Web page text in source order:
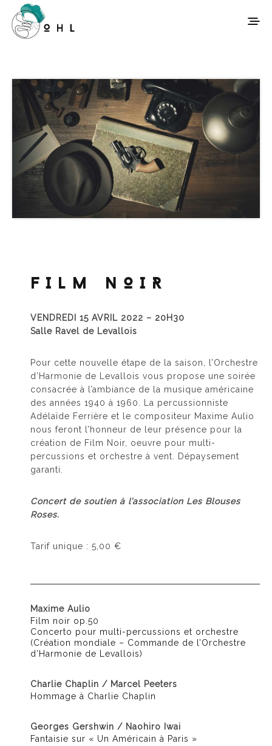
FILM NOIR
VENDREDI 15 AVRIL 2022 – 20H30
Salle Ravel de Levallois
Pour cette nouvelle étape de la saison, l’Orchestre
d’Harmonie de Levallois vous propose une soirée
consacrée à l’ambiance de la musique américaine
des années 1940 à 1960. La percussionniste
Adélaïde Ferrière et le compositeur Maxime Aulio
nous feront l’honneur de leur présence pour la
création de Film Noir, oeuvre pour multi-
percussions et orchestre à vent. Dépaysement
garanti.
Concert de soutien à l’association Les Blouses
Roses.
Tarif unique : 5,00 €
Maxime Aulio
Film noir op.50
Concerto pour multi-percussions et orchestre
(Création mondiale – Commande de l’Orchestre
d’Harmonie de Levallois)
Charlie Chaplin / Marcel Peeters
Hommage à Charlie Chaplin
Georges Gershwin / Naohiro Iwai
Fantaisie sur « Un Américain à Paris »